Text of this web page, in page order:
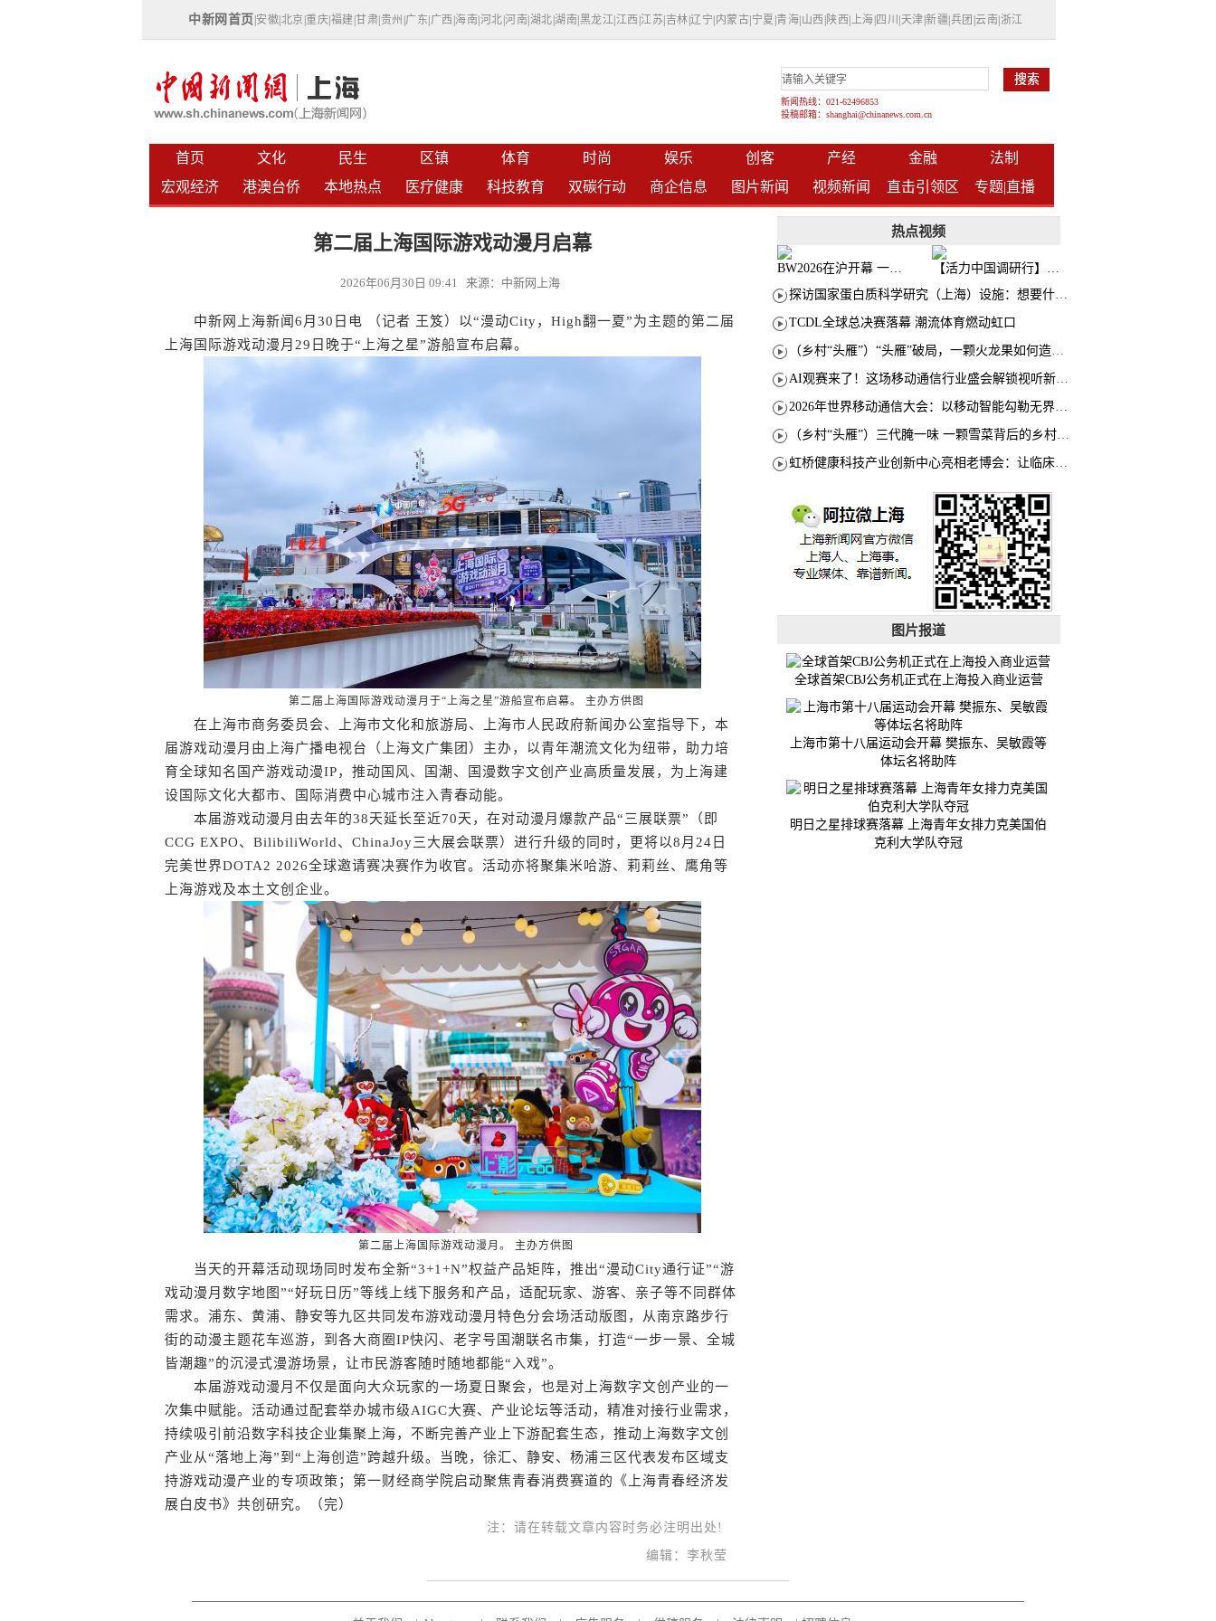
中新网首页 安徽 北京 |重庆 福建 |甘肃 贵州 广东 广西 海南 河北 |河南 湖北 |湖南 黑龙江 江西 江苏 吉林 |辽宁 内蒙古 宁夏 青海 山西 陕西 上海 四川 天津 |新疆 兵团 |云南 浙江
新闻热线：021-62496853
投稿邮箱：shanghai@chinanews.com.cn
首页 文化 民生 区镇 体育 时尚 娱乐 创客 产经 金融
法制
宏观经济
港澳台侨 本地热点 医疗健康 科技教育 双碳行动 商企信息 图片新闻 视频新闻 直击引领区 专题|直播
第二届上海国际游戏动漫月启幕
2026年06月30日 09:41 来源：中新网上海
中新网上海新闻6月30日电 （记者 王笈）以“漫动City，High翻一夏”为主题的第二届
上海国际游戏动漫月29日晚于“上海之星”游船宣布启幕。
第二届上海国际游戏动漫月于“上海之星”游船宣布启幕。 主办方供图
在上海市商务委员会、上海市文化和旅游局、上海市人民政府新闻办公室指导下，本
届游戏动漫月由上海广播电视台（上海文广集团）主办，以青年潮流文化为纽带，助力培
育全球知名国产游戏动漫IP，推动国风、国潮、国漫数字文创产业高质量发展，为上海建
设国际文化大都市、国际消费中心城市注入青春动能。
本届游戏动漫月由去年的38天延长至近70天，在对动漫月爆款产品“三展联票”（即
CCG EXPO、BilibiliWorld、ChinaJoy三大展会联票）进行升级的同时，更将以8月24日
完美世界DOTA2 2026全球邀请赛决赛作为收官。活动亦将聚集米哈游、莉莉丝、鹰角等
上海游戏及本土文创企业。
第二届上海国际游戏动漫月。 主办方供图
当天的开幕活动现场同时发布全新“3+1+N”权益产品矩阵，推出“漫动City通行证”“游
戏动漫月数字地图”“好玩日历”等线上线下服务和产品，适配玩家、游客、亲子等不同群体
需求。浦东、黄浦、静安等九区共同发布游戏动漫月特色分会场活动版图，从南京路步行
街的动漫主题花车巡游，到各大商圈IP快闪、老字号国潮联名市集，打造“一步一景、全城
皆潮趣”的沉浸式漫游场景，让市民游客随时随地都能“入戏”。
本届游戏动漫月不仅是面向大众玩家的一场夏日聚会，也是对上海数字文创产业的一
次集中赋能。活动通过配套举办城市级AIGC大赛、产业论坛等活动，精准对接行业需求，
持续吸引前沿数字科技企业集聚上海，不断完善产业上下游配套生态，推动上海数字文创
产业从“落地上海”到“上海创造”跨越升级。当晚，徐汇、静安、杨浦三区代表发布区域支
持游戏动漫产业的专项政策；第一财经商学院启动聚焦青春消费赛道的《上海青春经济发
展白皮书》共创研究。（完）
注：请在转载文章内容时务必注明出处!
编辑：李秋莹
热点视频
BW2026在沪开幕 一众次元品牌集中发布全新企划
【活力中国调研行】上海机器人研究院以技术标准撬动长三角智造协同
探访国家蛋白质科学研究（上海）设施：想要什么蛋白 AI直接设计合成
TCDL全球总决赛落幕 潮流体育燃动虹口
（乡村“头雁”）“头雁”破局，一颗火龙果如何造就沪上乡村特色产业化路径
AI观赛来了！这场移动通信行业盛会解锁视听新玩法
2026年世界移动通信大会：以移动智能勾勒无界普惠新愿景
（乡村“头雁”）三代腌一味 一颗雪菜背后的乡村致富经
虹桥健康科技产业创新中心亮相老博会：让临床“需求”定义银发经济新生态
图片报道
全球首架CBJ公务机正式在上海投入商业运营
上海市第十八届运动会开幕 樊振东、吴敏霞等
体坛名将助阵
明日之星排球赛落幕 上海青年女排力克美国伯
克利大学队夺冠